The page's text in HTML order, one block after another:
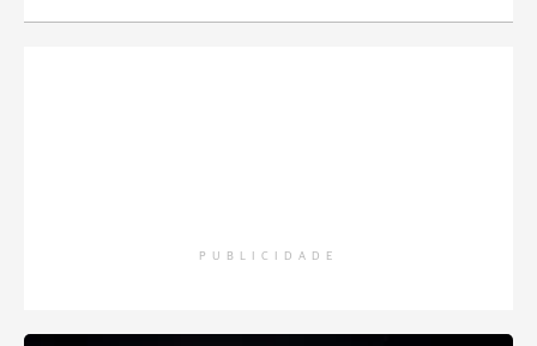
PUBLICIDADE